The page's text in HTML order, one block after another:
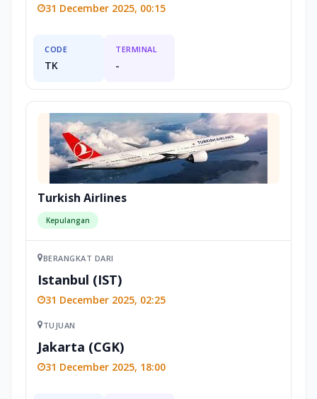
31 December 2025, 00:15
CODE
TK
TERMINAL
-
Turkish Airlines
Kepulangan
BERANGKAT DARI
Istanbul (IST)
31 December 2025, 02:25
TUJUAN
Jakarta (CGK)
31 December 2025, 18:00